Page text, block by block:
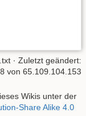
· Zuletzt geändert:
von 65.109.104.153
Wikis unter der
Share Alike 4.0